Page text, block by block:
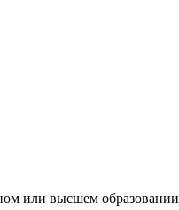
или высшем образовании